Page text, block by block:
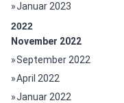
Januar 2023
2022
November 2022
September 2022
April 2022
Januar 2022